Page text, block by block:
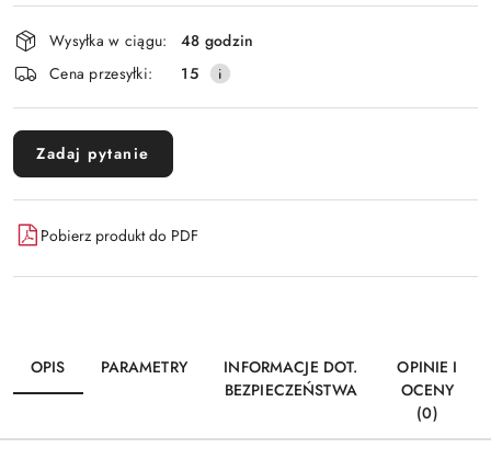
Wyślij
Dostępność
i
dostawa
Wysyłka w ciągu:
48 godzin
Cena przesyłki:
15
Zadaj pytanie
Pobierz produkt do PDF
OPIS PARAMETRY
INFORMACJE DOT.
BEZPIECZEŃSTWA
OPINIE I
OCENY
(0)